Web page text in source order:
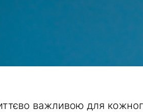
важливою для